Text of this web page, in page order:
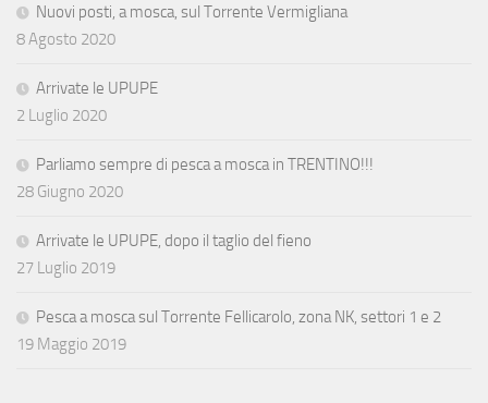
Nuovi posti, a mosca, sul Torrente Vermigliana
8 Agosto 2020
Arrivate le UPUPE
2 Luglio 2020
Parliamo sempre di pesca a mosca in TRENTINO!!!
28 Giugno 2020
Arrivate le UPUPE, dopo il taglio del fieno
27 Luglio 2019
Pesca a mosca sul Torrente Fellicarolo, zona NK, settori 1 e 2
19 Maggio 2019